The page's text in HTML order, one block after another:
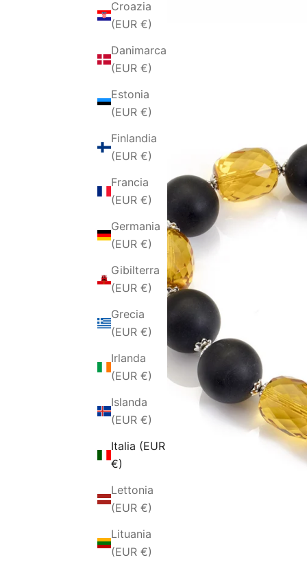
Croazia
(EUR €)
Danimarca
(EUR €)
Estonia
(EUR €)
Finlandia
(EUR €)
Francia
(EUR €)
Germania
(EUR €)
Gibilterra
(EUR €)
Grecia
(EUR €)
Irlanda
(EUR €)
Islanda
(EUR €)
Italia (EUR
€)
Lettonia
(EUR €)
Lituania
(EUR €)